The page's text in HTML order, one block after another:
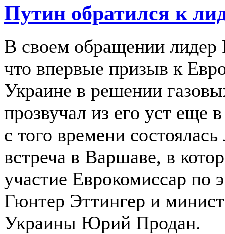
Путин обратился к
В своем обращении
что впервые призыв к
Украине в решении
прозвучал из его уст еще
с того времени
встреча в Варшаве, в
участие Еврокомиссар по
Гюнтер Эттингер и
Украины Юрий Продан.